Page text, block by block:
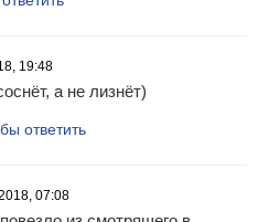
19:48
а не лизнёт)
ответить
07:08